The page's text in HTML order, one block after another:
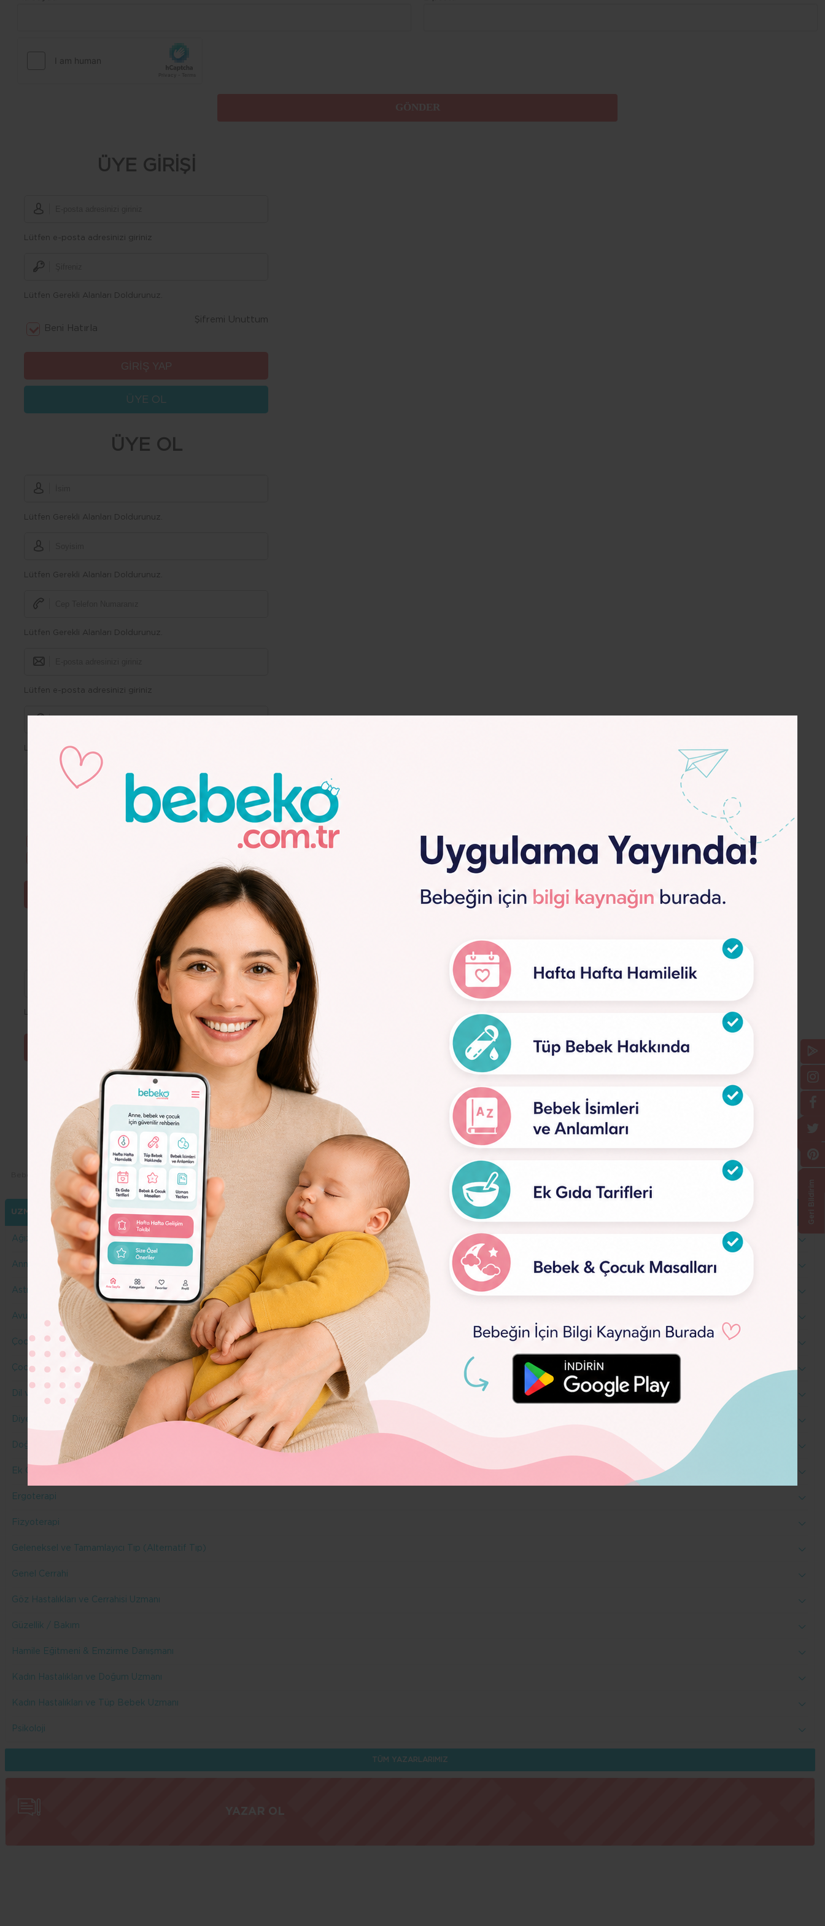
ÜYE GİRİŞİ
Lütfen e-posta adresinizi giriniz
Lütfen Gerekli Alanları Doldurunuz.
Beni Hatırla
Şifremi Unuttum
ÜYE OL
ÜYE OL
Lütfen Gerekli Alanları Doldurunuz.
Lütfen Gerekli Alanları Doldurunuz.
Lütfen Gerekli Alanları Doldurunuz.
Lütfen e-posta adresinizi giriniz
Lütfen Gerekli Alanları Doldurunuz.
okudum. Onaylıyorum.
ŞİFRE SIFIRLA
Lütfen e-posta adresinizi giriniz
Yazarlarımız Öykü Ege Algül
UZMANLARIMIZ
Ağız ve Diş Sağlığı
Anne Yazar
Astroloji
Avukat
Çocuk Gelişimi
Çocuk Sağlığı ve Hastalıkları Uzmanı
Dil ve Konuşma Terapisi
Diyetisyen
Doğuma Hazırlık Eğitmeni & Doula
Ek Gıda
Ergoterapi
Fizyoterapi
Geleneksel ve Tamamlayıcı Tıp (Alternatif Tıp)
Genel Cerrahi
Göz Hastalıkları ve Cerrahisi Uzmanı
Güzellik / Bakım
Hamile Eğitmeni & Emzirme Danışmanı
Kadın Hastalıkları ve Doğum Uzmanı
Kadın Hastalıkları ve Tüp Bebek Uzmanı
Psikoloji
TÜM YAZARLARIMIZ